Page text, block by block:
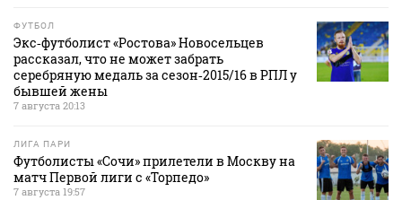
ФУТБОЛ
Экс‑футболист «Ростова» Новосельцев
рассказал, что не может забрать
серебряную медаль за сезон‑2015/16 в РПЛ у
бывшей жены
7 августа 20:13
ЛИГА ПАРИ
Футболисты «Сочи» прилетели в Москву на
матч Первой лиги с «Торпедо»
7 августа 19:57